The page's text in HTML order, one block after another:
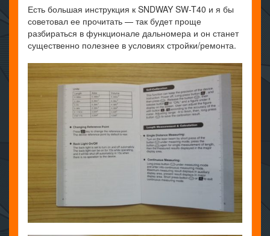
Есть большая инструкция к SNDWAY SW-T40 и я бы
советовал ее прочитать — так будет проще
разбираться в функционале дальномера и он станет
существенно полезнее в условиях стройки/ремонта.